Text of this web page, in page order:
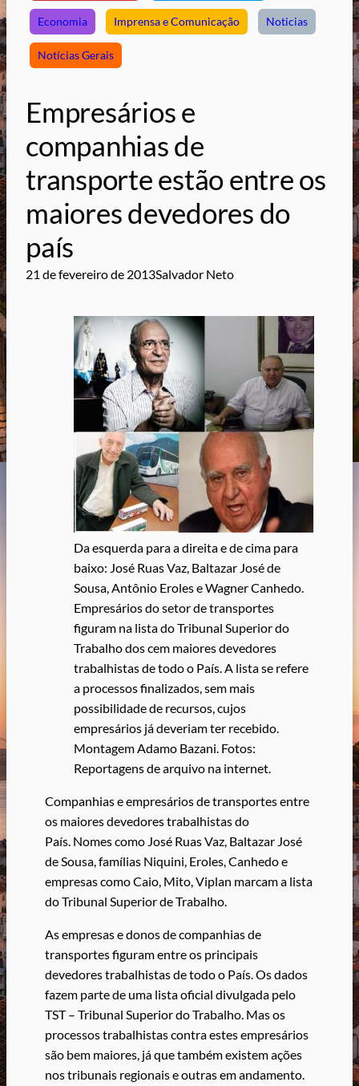
Economia Imprensa e Comunicação Noticias
Notícias Gerais
Empresários e
companhias de
transporte estão entre os
maiores devedores do
país
21 de fevereiro de 2013Salvador Neto
Da esquerda para a direita e de cima para
baixo: José Ruas Vaz, Baltazar José de
Sousa, Antônio Eroles e Wagner Canhedo.
Empresários do setor de transportes
figuram na lista do Tribunal Superior do
Trabalho dos cem maiores devedores
trabalhistas de todo o País. A lista se refere
a processos finalizados, sem mais
possibilidade de recursos, cujos
empresários já deveriam ter recebido.
Montagem Adamo Bazani. Fotos:
Reportagens de arquivo na internet.
Companhias e empresários de transportes entre
os maiores devedores trabalhistas do
País. Nomes como José Ruas Vaz, Baltazar José
de Sousa, famílias Niquini, Eroles, Canhedo e
empresas como Caio, Mito, Viplan marcam a lista
do Tribunal Superior de Trabalho.
As empresas e donos de companhias de
transportes figuram entre os principais
devedores trabalhistas de todo o País. Os dados
fazem parte de uma lista oficial divulgada pelo
TST – Tribunal Superior do Trabalho. Mas os
processos trabalhistas contra estes empresários
são bem maiores, já que também existem ações
nos tribunais regionais e outras em andamento.